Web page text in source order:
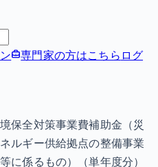
専門家の方はこちら ログ
保全対策事業費補助金（災
ルギー供給拠点の整備事業
に係るもの）（単年度分）